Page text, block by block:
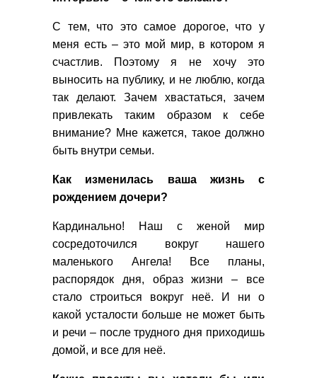
С тем, что это самое дорогое, что у
меня есть – это мой мир, в котором я
счастлив. Поэтому я не хочу это
выносить на публику, и не люблю, когда
так делают. Зачем хвастаться, зачем
привлекать таким образом к себе
внимание? Мне кажется, такое должно
быть внутри семьи.
Как изменилась ваша жизнь с
рождением дочери?
Кардинально! Наш с женой мир
сосредоточился вокруг нашего
маленького Ангела! Все планы,
распорядок дня, образ жизни – все
стало строиться вокруг неё. И ни о
какой усталости больше не может быть
и речи – после трудного дня приходишь
домой, и все для неё.